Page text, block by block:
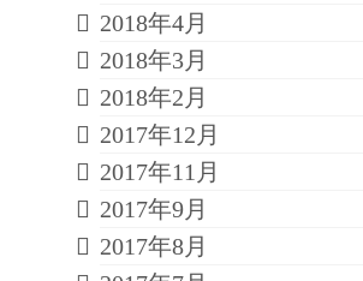
2018年4月
2018年3月
2018年2月
2017年12月
2017年11月
2017年9月
2017年8月